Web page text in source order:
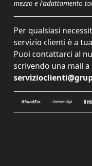
mezzo e l'adattamento
Per qualsiasi
servizio clienti è a
Puoi contattarci al
scrivendo una mail a